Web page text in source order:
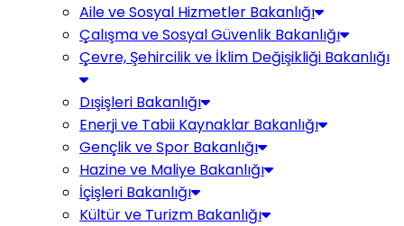
Aile ve Sosyal Hizmetler Bakanlığı
Çalışma ve Sosyal Güvenlik Bakanlığı
Çevre, Şehircilik ve İklim Değişikliği Bakanlığı
Dışişleri Bakanlığı
Enerji ve Tabii Kaynaklar Bakanlığı
Gençlik ve Spor Bakanlığı
Hazine ve Maliye Bakanlığı
İçişleri Bakanlığı
Kültür ve Turizm Bakanlığı